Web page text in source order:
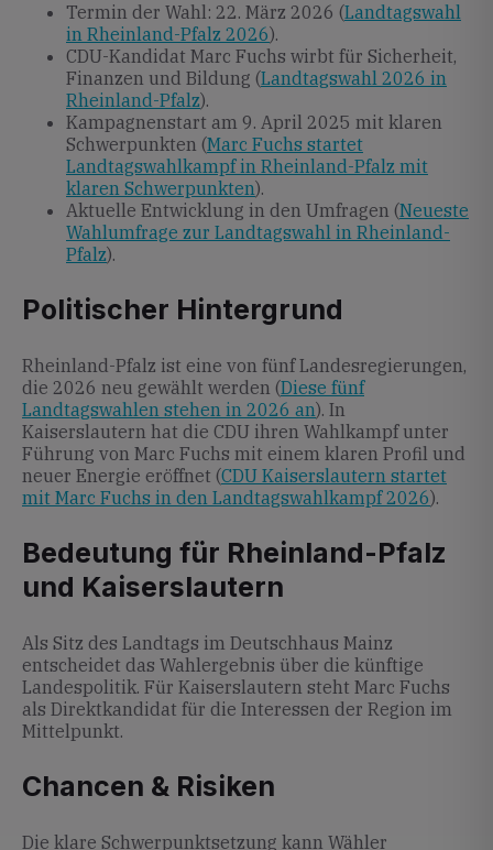
Termin der Wahl: 22. März 2026 (Landtagswahl
in Rheinland-Pfalz 2026).
CDU-Kandidat Marc Fuchs wirbt für Sicherheit,
Finanzen und Bildung (Landtagswahl 2026 in
Rheinland-Pfalz).
Kampagnenstart am 9. April 2025 mit klaren
Schwerpunkten (Marc Fuchs startet
Landtagswahlkampf in Rheinland-Pfalz mit
klaren Schwerpunkten).
Aktuelle Entwicklung in den Umfragen (Neueste
Wahlumfrage zur Landtagswahl in Rheinland-
Pfalz).
Politischer Hintergrund
Rheinland-Pfalz ist eine von fünf Landesregierungen,
die 2026 neu gewählt werden (Diese fünf
Landtagswahlen stehen in 2026 an). In
Kaiserslautern hat die CDU ihren Wahlkampf unter
Führung von Marc Fuchs mit einem klaren Profil und
neuer Energie eröffnet (CDU Kaiserslautern startet
mit Marc Fuchs in den Landtagswahlkampf 2026).
Bedeutung für Rheinland-Pfalz
und Kaiserslautern
Als Sitz des Landtags im Deutschhaus Mainz
entscheidet das Wahlergebnis über die künftige
Landespolitik. Für Kaiserslautern steht Marc Fuchs
als Direktkandidat für die Interessen der Region im
Mittelpunkt.
Chancen & Risiken
Die klare Schwerpunktsetzung kann Wähler